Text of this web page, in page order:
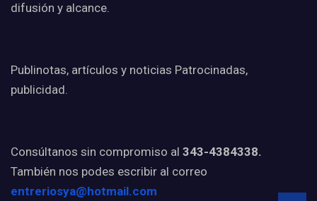
difusión y alcance.
Publinotas, artículos y noticias Patrocinadas,
publicidad.
Consúltanos sin compromiso al 343-4384338.
También nos podes escribir al correo
entreriosya@hotmail.com